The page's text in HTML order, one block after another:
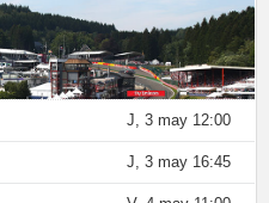
J, 3 may 12:00
J, 3 may 16:45